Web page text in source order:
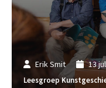
Erik Smit 13
Leesgroep